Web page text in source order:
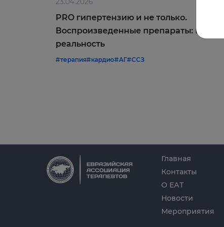
PRO гипертензию и не только.
Воспроизведенные препараты: мифы и
реальность
#терапия#кардио#АГ#ССЗ
Главная
О ЕАТ
Новости
Мероприятия
Контакты